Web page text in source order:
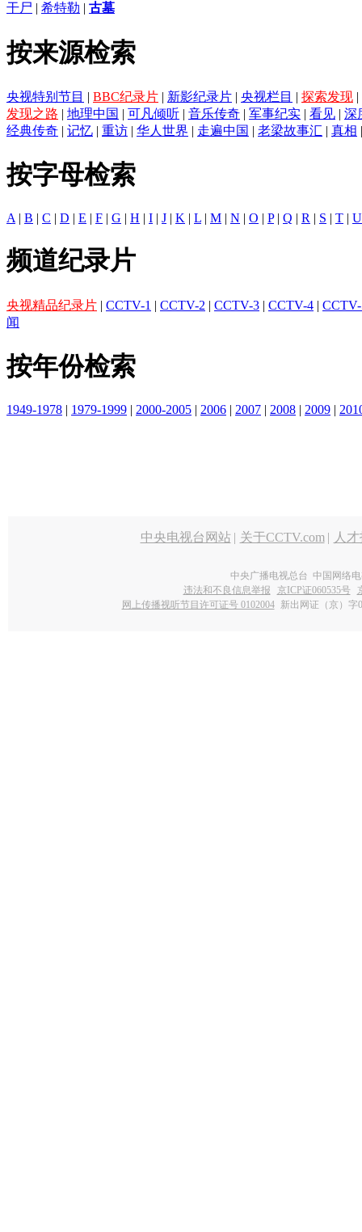
干尸
希特勒 古墓
按来源检索
央视特别节目 | BBC纪录片 | 新影纪录片 | 央视栏目 | 探索发现 |
发现之路 | 地理中国 | 可凡倾听 | 音乐传奇 | 军事纪实 | 看见 | 深
经典传奇 | 记忆 | 重访 | 华人世界 | 走遍中国 | 老梁故事汇 | 真相
按字母检索
A | B | C | D | E | F | G | H | I | J | K | L | M | N | O | P| Q | R | S | T | U
频道纪录片
央视精品纪录片 | CCTV-1 | CCTV-2 | CCTV-3 | CCTV-4 |
闻
按年份检索
1949-1978 | 1979-1999 | 2000-2005 | 2006 | 2007 | 2008 | 2009 |
中央电视台网站 | 关于CCTV.com | 人
中央广播电视总台 中国网络
违法和不良信息举报
京ICP证060535号
网上传播视听节目许可证号 0102004 新出网证（京）